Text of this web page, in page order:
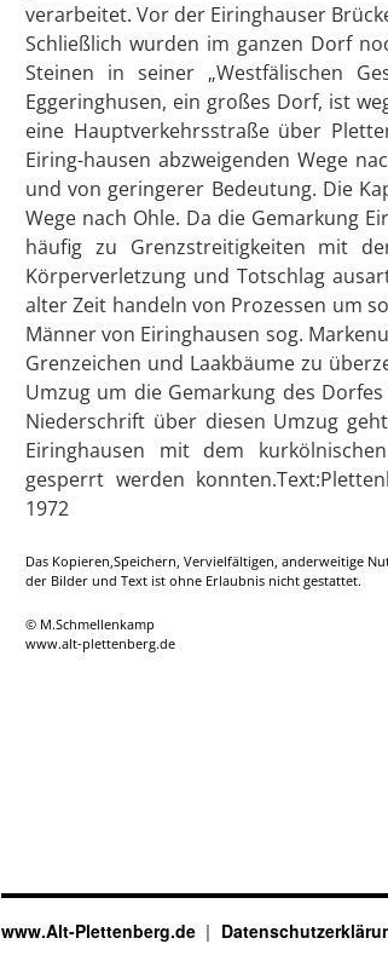
verarbeitet. Vor der Eiringhauser
Schließlich wurden im ganzen Dorf
Steinen in seiner „Westfälischen
Eggeringhusen, ein großes Dorf, ist
eine Hauptverkehrsstraße über
Eiring-hausen abzweigenden Wege
und von geringerer Bedeutung. Die
Wege nach Ohle. Da die Gemarkung
häufig zu Grenzstreitigkeiten mit
Körperverletzung und Totschlag
alter Zeit handeln von Prozessen um
Männer von Eiringhausen sog.
Grenzeichen und Laakbäume zu
Umzug um die Gemarkung des
Niederschrift über diesen Umzug
Eiringhausen mit dem
gesperrt werden
1972
Das Kopieren,Speichern, Vervielfältigen, anderweitige
der Bilder und Text ist ohne Erlaubnis nicht gestattet.
© M.Schmellenkamp
www.alt-plettenberg.de
www.Alt-Plettenberg.de